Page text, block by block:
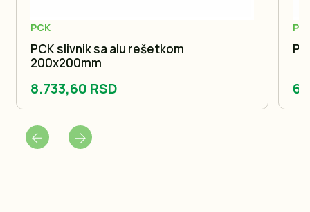
PCK
PCK slivnik sa alu rešetkom
200x200mm
8.733,60 RSD